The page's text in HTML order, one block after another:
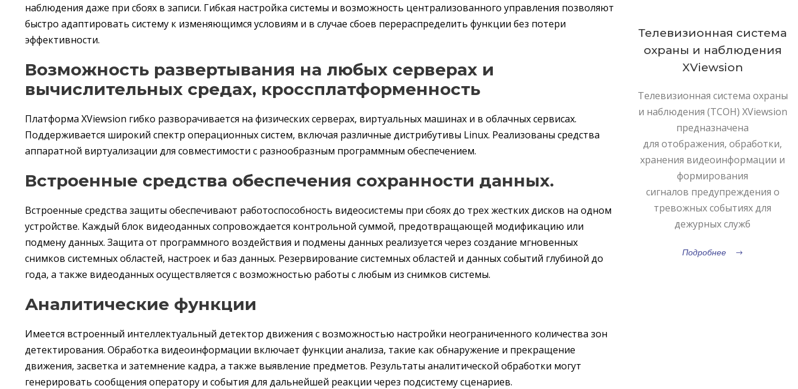
наблюдения даже при сбоях в записи. Гибкая настройка системы и возможность централизованного управления позволяют
быстро адаптировать систему к изменяющимся условиям и в случае сбоев перераспределить функции без потери
эффективности.
Возможность развертывания на любых серверах и
вычислительных средах, кроссплатформенность
Платформа XViewsion гибко разворачивается на физических серверах, виртуальных машинах и в облачных сервисах.
Поддерживается широкий спектр операционных систем, включая различные дистрибутивы Linux. Реализованы средства
аппаратной виртуализации для совместимости с разнообразным программным обеспечением.
Встроенные средства обеспечения сохранности данных.
Встроенные средства защиты обеспечивают работоспособность видеосистемы при сбоях до трех жестких дисков на одном
устройстве. Каждый блок видеоданных сопровождается контрольной суммой, предотвращающей модификацию или
подмену данных. Защита от программного воздействия и подмены данных реализуется через создание мгновенных
снимков системных областей, настроек и баз данных. Резервирование системных областей и данных событий глубиной до
года, а также видеоданных осуществляется с возможностью работы с любым из снимков системы.
Аналитические функции
Имеется встроенный интеллектуальный детектор движения с возможностью настройки неограниченного количества зон
детектирования. Обработка видеоинформации включает функции анализа, такие как обнаружение и прекращение
движения, засветка и затемнение кадра, а также выявление предметов. Результаты аналитической обработки могут
генерировать сообщения оператору и события для дальнейшей реакции через подсистему сценариев.
Телевизионная система
охраны и наблюдения
XViewsion
Телевизионная система охраны
и наблюдения (ТСОН) XViewsion
предназначена
для отображения, обработки,
хранения видеоинформации и
формирования
сигналов предупреждения о
тревожных событиях для
дежурных служб
Подробнее